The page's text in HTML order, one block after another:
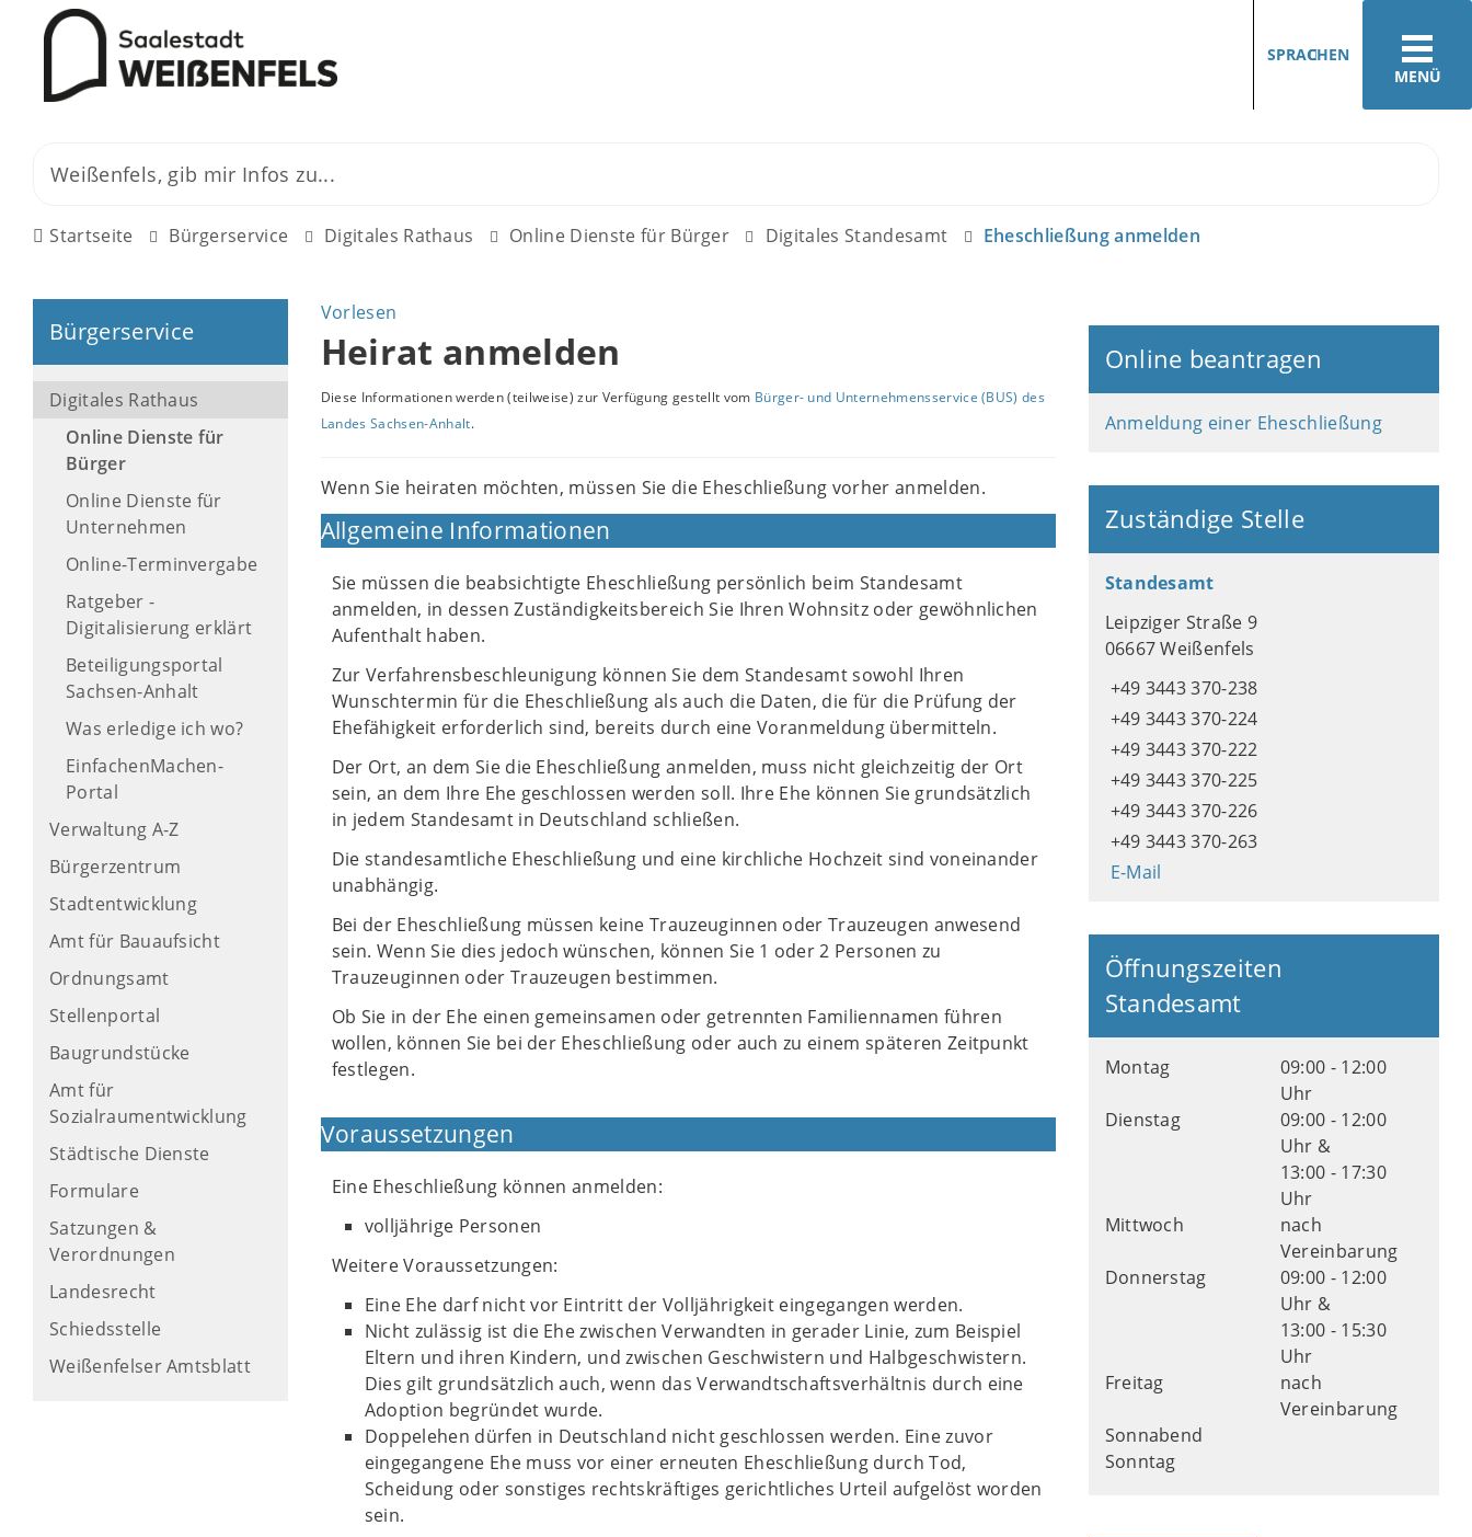
MENÜ
SPRACHEN
Startseite Bürgerservice Digitales Rathaus Online Dienste für Bürger Digitales Standesamt Eheschließung anmelden
Bürgerservice
Digitales Rathaus
Online Dienste für
Bürger
Online Dienste für
Unternehmen
Online-Terminvergabe
Ratgeber -
Digitalisierung erklärt
Beteiligungsportal
Sachsen-Anhalt
Was erledige ich wo?
EinfachenMachen-
Portal
Verwaltung A-Z
Bürgerzentrum
Stadtentwicklung
Amt für Bauaufsicht
Ordnungsamt
Stellenportal
Baugrundstücke
Amt für
Sozialraumentwicklung
Städtische Dienste
Formulare
Satzungen &
Verordnungen
Landesrecht
Schiedsstelle
Weißenfelser Amtsblatt
Vorlesen
Heirat anmelden
Diese Informationen werden (teilweise) zur Verfügung gestellt vom Bürger- und Unternehmensservice (BUS) des
Landes Sachsen-Anhalt.
Wenn Sie heiraten möchten, müssen Sie die Eheschließung vorher anmelden.
Allgemeine Informationen
Sie müssen die beabsichtigte Eheschließung persönlich beim Standesamt
anmelden, in dessen Zuständigkeitsbereich Sie Ihren Wohnsitz oder gewöhnlichen
Aufenthalt haben.
Zur Verfahrensbeschleunigung können Sie dem Standesamt sowohl Ihren
Wunschtermin für die Eheschließung als auch die Daten, die für die Prüfung der
Ehefähigkeit erforderlich sind, bereits durch eine Voranmeldung übermitteln.
Der Ort, an dem Sie die Eheschließung anmelden, muss nicht gleichzeitig der Ort
sein, an dem Ihre Ehe geschlossen werden soll. Ihre Ehe können Sie grundsätzlich
in jedem Standesamt in Deutschland schließen.
Die standesamtliche Eheschließung und eine kirchliche Hochzeit sind voneinander
unabhängig.
Bei der Eheschließung müssen keine Trauzeuginnen oder Trauzeugen anwesend
sein. Wenn Sie dies jedoch wünschen, können Sie 1 oder 2 Personen zu
Trauzeuginnen oder Trauzeugen bestimmen.
Ob Sie in der Ehe einen gemeinsamen oder getrennten Familiennamen führen
wollen, können Sie bei der Eheschließung oder auch zu einem späteren Zeitpunkt
festlegen.
Voraussetzungen
Eine Eheschließung können anmelden:
volljährige Personen
Weitere Voraussetzungen:
Eine Ehe darf nicht vor Eintritt der Volljährigkeit eingegangen werden.
Nicht zulässig ist die Ehe zwischen Verwandten in gerader Linie, zum Beispiel
Eltern und ihren Kindern, und zwischen Geschwistern und Halbgeschwistern.
Dies gilt grundsätzlich auch, wenn das Verwandtschaftsverhältnis durch eine
Adoption begründet wurde.
Doppelehen dürfen in Deutschland nicht geschlossen werden. Eine zuvor
eingegangene Ehe muss vor einer erneuten Eheschließung durch Tod,
Scheidung oder sonstiges rechtskräftiges gerichtliches Urteil aufgelöst worden
sein.
Online beantragen
Anmeldung einer Eheschließung
Zuständige Stelle
Standesamt
Leipziger Straße 9
06667 Weißenfels
+49 3443 370-238
+49 3443 370-224
+49 3443 370-222
+49 3443 370-225
+49 3443 370-226
+49 3443 370-263
E-Mail
Öffnungszeiten
Standesamt
Montag
09:00 - 12:00
Uhr
Dienstag
09:00 - 12:00
Uhr &
13:00 - 17:30
Uhr
Mittwoch
nach
Vereinbarung
Donnerstag
09:00 - 12:00
Uhr &
13:00 - 15:30
Uhr
Freitag
nach
Vereinbarung
Sonnabend
Sonntag